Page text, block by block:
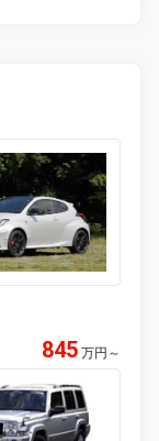
845 万円 ～